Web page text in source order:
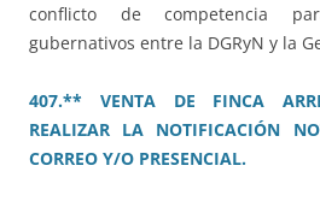
conflicto de competencia
gubernativos entre la DGRyN y la
407.** VENTA DE FINCA
REALIZAR LA NOTIFICACIÓN
CORREO Y/O PRESENCIAL.